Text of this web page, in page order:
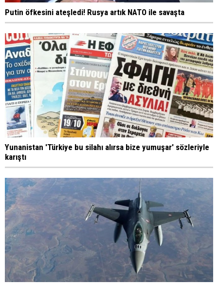
Putin öfkesini ateşledi! Rusya artık NATO ile savaşta
Yunanistan 'Türkiye bu silahı alırsa bize yumuşar' sözleriyle
karıştı